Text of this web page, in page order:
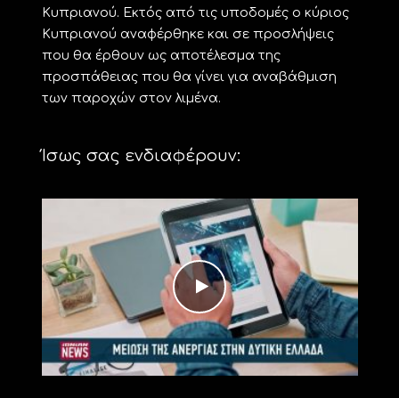
Κυπριανού. Εκτός από τις υποδομές ο κύριος
Κυπριανού αναφέρθηκε και σε προσλήψεις
που θα έρθουν ως αποτέλεσμα της
προσπάθειας που θα γίνει για αναβάθμιση
των παροχών στον λιμένα.
Ίσως σας ενδιαφέρουν: